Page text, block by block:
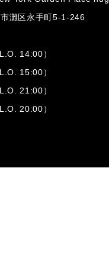
灘区永手町5-1-246
14:00）
15:00）
21:00）
20:00）